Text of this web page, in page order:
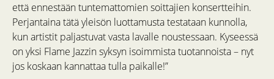
että ennestään tuntemattomien soittajien konsertteihin.
Perjantaina tätä yleisön luottamusta testataan kunnolla,
kun artistit paljastuvat vasta lavalle noustessaan. Kyseessä
on yksi Flame Jazzin syksyn isoimmista tuotannoista – nyt
jos koskaan kannattaa tulla paikalle!”